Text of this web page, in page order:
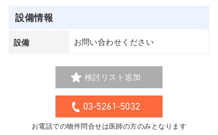
設備情報
設備 お問い合わせください
検討リスト追加
03-5261-5032
お電話での物件問合せは医師の方のみとなります